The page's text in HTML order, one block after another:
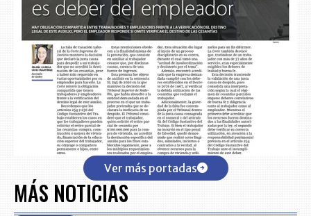
Ver más portadas
MÁS NOTICIAS